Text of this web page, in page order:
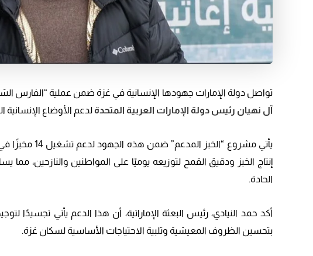
تواصل دولة الإمارات جهودها الإنسانية في غزة ضمن عملية “الفارس الشهم 3”، التي أطلقت
آل نهيان رئيس دولة الإمارات العربية المتحدة لدعم الأوضاع
يأتي مشروع
إنتاج الخبز ودقيق القمح لتوزيعه يوميًا على المواطنين والنازحين،
الحادة.
أكد حمد النيادي، رئيس البعثة الإماراتية، أن هذا الدعم يأتي تجسيدًا
بتحسين الظروف المعيشية وتلبية الاحتياجات الأساسية لسكان غزة.